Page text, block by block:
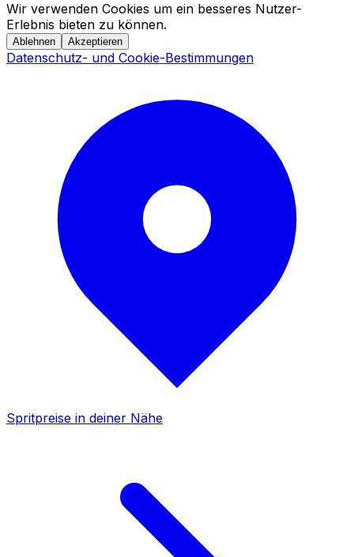
Wir verwenden Cookies um ein besseres Nutzer-
Erlebnis bieten zu können.
Ablehnen Akzeptieren
Datenschutz- und Cookie-Bestimmungen
Spritpreise in deiner Nähe